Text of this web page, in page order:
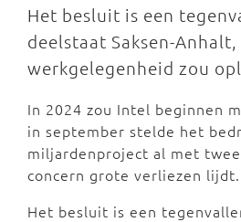
Het besluit is een
deelstaat Saksen-
werkgelegenheid zou
In 2024 zou Intel beginnen
in september stelde het
miljardenproject al met
concern grote verliezen lijdt.
Het besluit is een